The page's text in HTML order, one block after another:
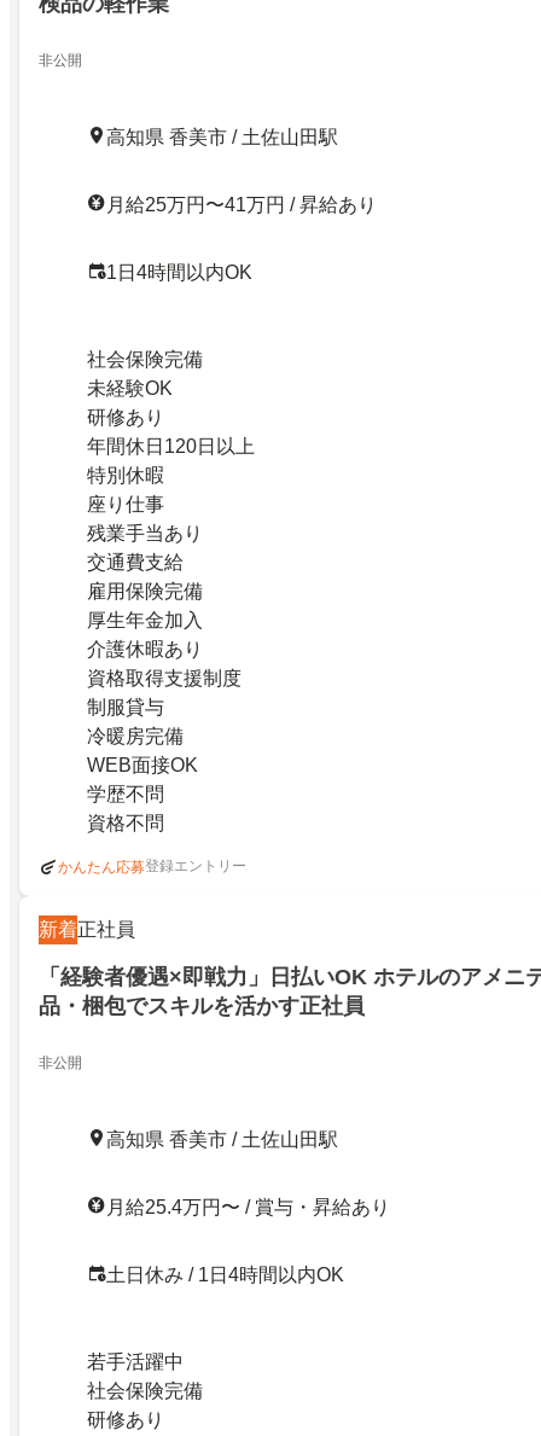
非公開
高知県 香美市 / 土佐山田駅
月給25万円〜41万円 / 昇給あり
1日4時間以内OK
社会保険完備
未経験OK
研修あり
年間休日120日以上
特別休暇
座り仕事
残業手当あり
交通費支給
雇用保険完備
厚生年金加入
介護休暇あり
資格取得支援制度
制服貸与
冷暖房完備
WEB面接OK
学歴不問
資格不問
かんたん応募登録エントリー
新着正社員
「経験者優遇×即戦力」日払いOK ホテルのアメニ
品・梱包でスキルを活かす正社員
非公開
高知県 香美市 / 土佐山田駅
月給25.4万円〜 / 賞与・昇給あり
土日休み / 1日4時間以内OK
若手活躍中
社会保険完備
研修あり